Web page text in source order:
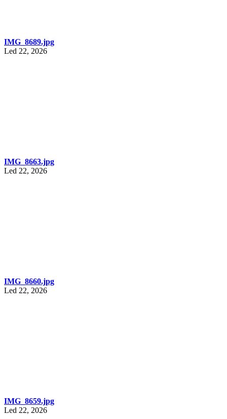
IMG_8689.jpg
Led 22, 2026
IMG_8663.jpg
Led 22, 2026
IMG_8660.jpg
Led 22, 2026
IMG_8659.jpg
Led 22, 2026